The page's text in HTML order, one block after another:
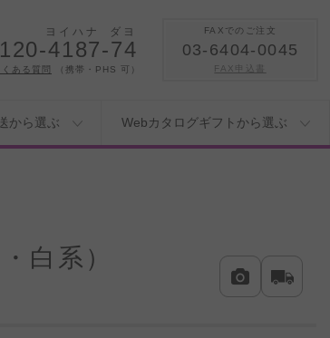
ヨイハナ ダヨ
4187-74
くある質問 （携帯・PHS 可）
FAXでのご注文
03-6404-0045
FAX申込書
から選ぶ Webカタログギフトから選ぶ
白系）